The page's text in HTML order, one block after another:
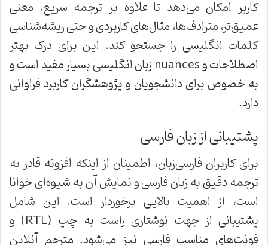
کاربر امکان می‌دهد تا علاوه بر ترجمه سریع، معنی
عمیق‌تر، مترادف‌ها، مثال‌های کاربردی و حتی ریشه‌شناسی
کلمات انگلیسی را جستجو کند. این برای درک بهتر
اصطلاحات و nuances زبان انگلیسی بسیار مفید است و
به خصوص برای دانشجویان و پژوهشگران کاربرد فراوانی
دارد.
پشتیبانی از زبان فارسی
برای کاربران فارسی‌زبان، اطمینان از اینکه افزونه قادر به
ترجمه دقیق به زبان فارسی و نمایش آن به شیوه‌ای خوانا
است، از اهمیت بالایی برخوردار است. این شامل
پشتیبانی از جهت نوشتاری راست به چپ (RTL) و
فونت‌های مناسب فارسی نیز می‌شود. مترجم آنلاین